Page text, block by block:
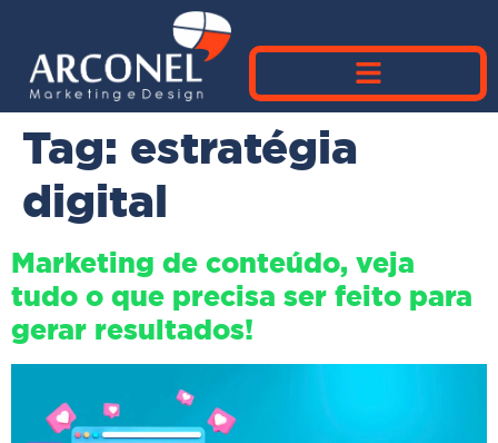
Tag: estratégia
digital
Marketing de conteúdo, veja
tudo o que precisa ser feito para
gerar resultados!